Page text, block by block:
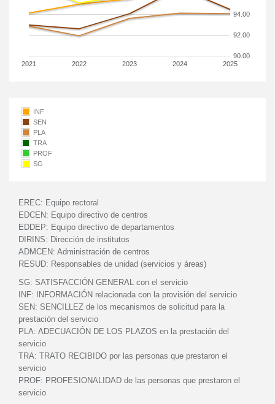
2021 2022 2023 2024 2025
90.00
92.00
94.00
INF
SEN
PLA
TRA
PROF
SG
EREC: Equipo rectoral
EDCEN: Equipo directivo de centros
EDDEP: Equipo directivo de departamentos
DIRINS: Dirección de institutos
ADMCEN: Administración de centros
RESUD: Responsables de unidad (servicios y áreas)
SG: SATISFACCIÓN GENERAL con el servicio
INF:
INFORMACIÓN relacionada con la provisión del servicio
SEN: SENCILLEZ de los mecanismos de solicitud para la
prestación del servicio
PLA: ADECUACIÓN DE LOS PLAZOS en la prestación del
servicio
TRA: TRATO RECIBIDO por las personas que prestaron el
servicio
PROF: PROFESIONALIDAD de las personas que prestaron el
servicio